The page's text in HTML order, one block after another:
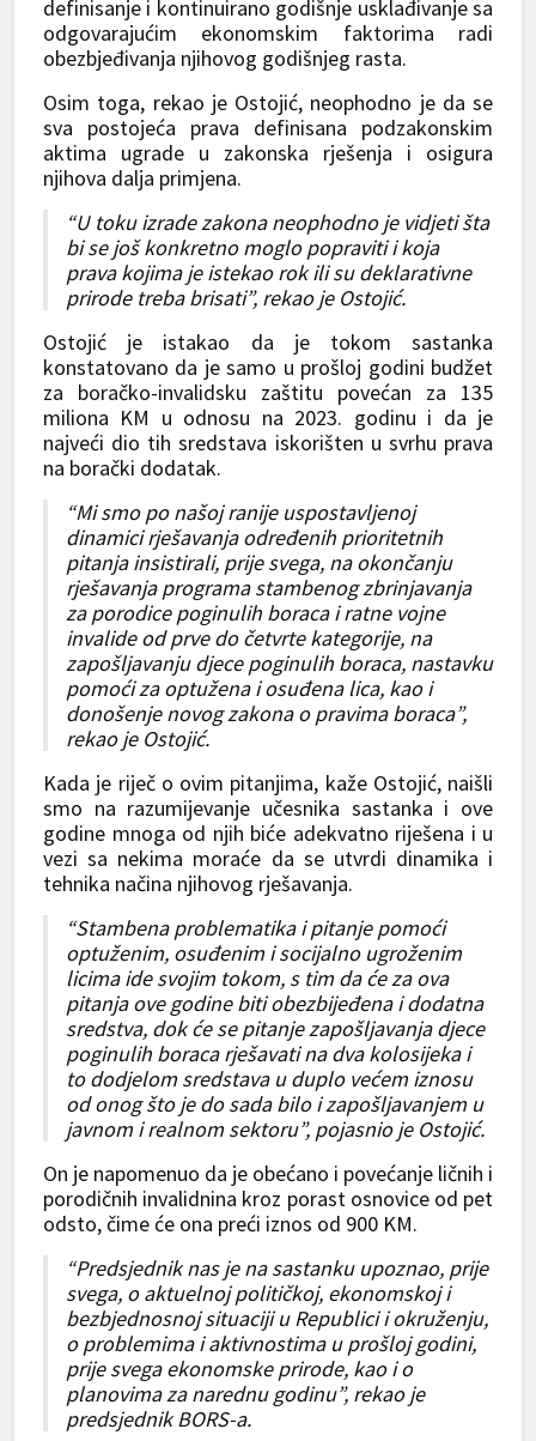
definisanje i kontinuirano godišnje usklađivanje sa
odgovarajućim ekonomskim faktorima radi
obezbjeđivanja njihovog godišnjeg rasta.
Osim toga, rekao je Ostojić, neophodno je da se
sva postojeća prava definisana podzakonskim
aktima ugrade u zakonska rješenja i osigura
njihova dalja primjena.
“U toku izrade zakona neophodno je vidjeti šta
bi se još konkretno moglo popraviti i koja
prava kojima je istekao rok ili su deklarativne
prirode treba brisati”, rekao je Ostojić.
Ostojić je istakao da je tokom sastanka
konstatovano da je samo u prošloj godini budžet
za boračko-invalidsku zaštitu povećan za 135
miliona KM u odnosu na 2023. godinu i da je
najveći dio tih sredstava iskorišten u svrhu prava
na borački dodatak.
“Mi smo po našoj ranije uspostavljenoj
dinamici rješavanja određenih prioritetnih
pitanja insistirali, prije svega, na okončanju
rješavanja programa stambenog zbrinjavanja
za porodice poginulih boraca i ratne vojne
invalide od prve do četvrte kategorije, na
zapošljavanju djece poginulih boraca, nastavku
pomoći za optužena i osuđena lica, kao i
donošenje novog zakona o pravima boraca”,
rekao je Ostojić.
Kada je riječ o ovim pitanjima, kaže Ostojić, naišli
smo na razumijevanje učesnika sastanka i ove
godine mnoga od njih biće adekvatno riješena i u
vezi sa nekima moraće da se utvrdi dinamika i
tehnika načina njihovog rješavanja.
“Stambena problematika i pitanje pomoći
optuženim, osuđenim i socijalno ugroženim
licima ide svojim tokom, s tim da će za ova
pitanja ove godine biti obezbijeđena i dodatna
sredstva, dok će se pitanje zapošljavanja djece
poginulih boraca rješavati na dva kolosijeka i
to dodjelom sredstava u duplo većem iznosu
od onog što je do sada bilo i zapošljavanjem u
javnom i realnom sektoru”, pojasnio je Ostojić.
On je napomenuo da je obećano i povećanje ličnih i
porodičnih invalidnina kroz porast osnovice od pet
odsto, čime će ona preći iznos od 900 KM.
“Predsjednik nas je na sastanku upoznao, prije
svega, o aktuelnoj političkoj, ekonomskoj i
bezbjednosnoj situaciji u Republici i okruženju,
o problemima i aktivnostima u prošloj godini,
prije svega ekonomske prirode, kao i o
planovima za narednu godinu”, rekao je
predsjednik BORS-a.